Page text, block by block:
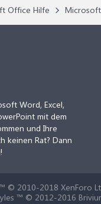
Office Hilfe
Word, Excel,
mit dem
und Ihre
keinen Rat? Dann
© 2010-2018 XenForo
™ © 2012-2016